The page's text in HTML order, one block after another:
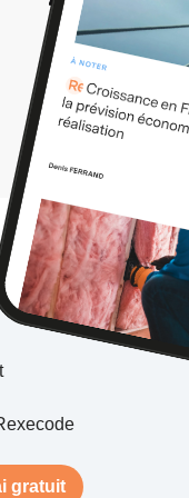
gratuit